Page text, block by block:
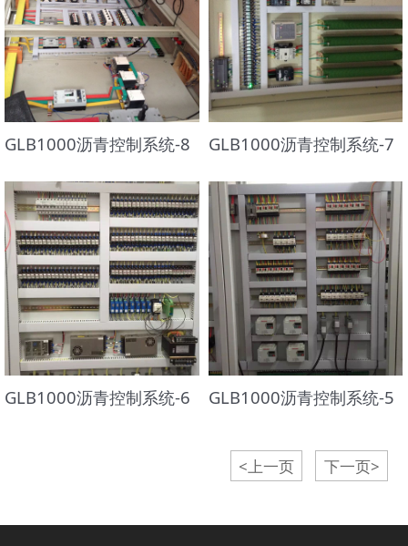
GLB1000沥青控制系统-8 GLB1000沥青控制系统-7
GLB1000沥青控制系统-6 GLB1000沥青控制系统-5
<上一页 下一页>